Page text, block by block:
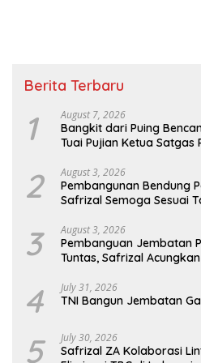
Berita Terbaru
1 August 7, 2026
Bangkit dari Puing
Tuai Pujian Ketua Satgas
2 August 3, 2026
Pembangunan Bendung
Safrizal Semoga Sesuai
3 August 3, 2026
Pembanguan Jembatan
Tuntas, Safrizal
4 July 31, 2026
TNI Bangun Jembatan
5 July 30, 2026
Safrizal ZA Kolaborasi